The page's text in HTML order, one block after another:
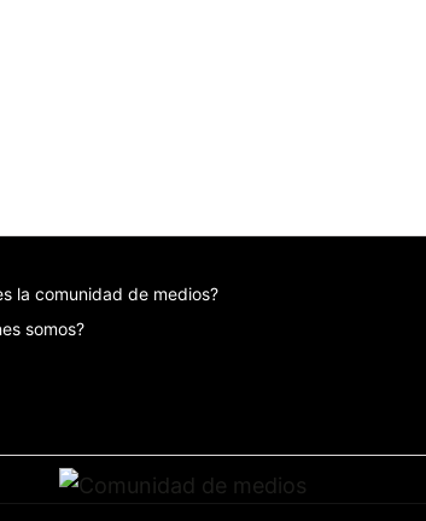
la comunidad de medios?
somos?